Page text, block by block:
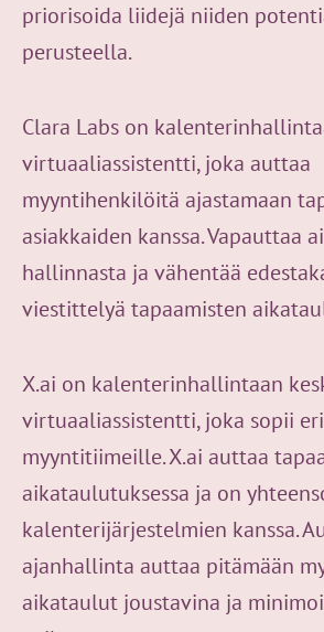
priorisoida liidejä niiden
perusteella.
Clara Labs on
virtuaaliassistentti, joka auttaa
myyntihenkilöitä ajastamaan
asiakkaiden kanssa. Vapauttaa
hallinnasta ja vähentää
viestittelyä tapaamisten
X.ai on kalenterinhallintaan
virtuaaliassistentti, joka sopii
myyntitiimeille. X.ai auttaa
aikataulutuksessa ja on
kalenterijärjestelmien kanssa.
ajanhallinta auttaa pitämään
aikataulut joustavina ja